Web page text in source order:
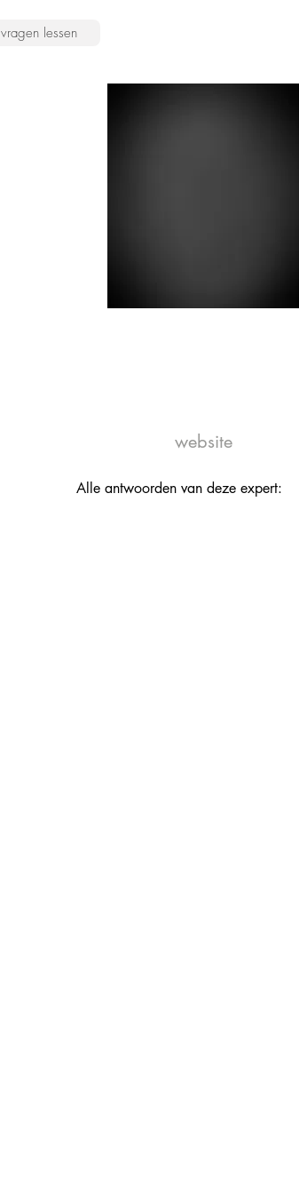
vragen lessen
website
Alle antwoorden van deze expert: